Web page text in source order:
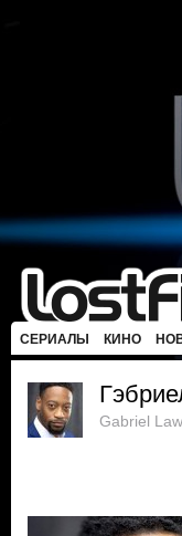
СЕРИАЛЫ КИНО
Gabriel